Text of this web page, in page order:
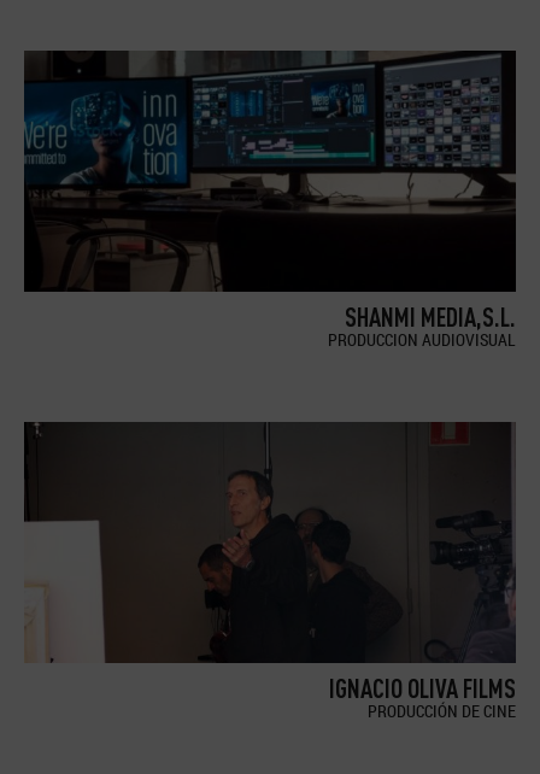
SHANMI MEDIA,S.L.
PRODUCCION AUDIOVISUAL
IGNACIO OLIVA FILMS
PRODUCCIÓN DE CINE